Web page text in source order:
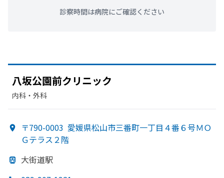
診察時間は病院にご確認ください
八坂公園前クリニック
内科・​外科
〒790-0003 愛媛県松山市三番町一丁目４番６号ＭＯ
Ｇテラス２階
大街道駅